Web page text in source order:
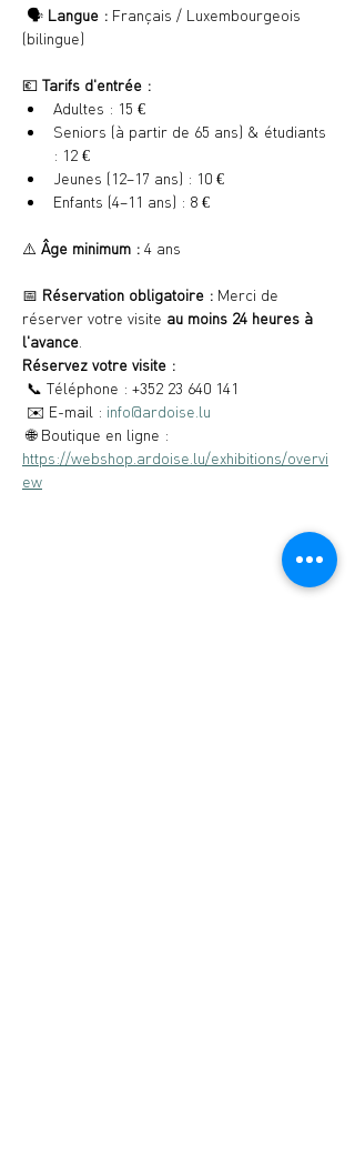
🗣️ Langue : Français / Luxembourgeois
(bilingue)
💶 Tarifs d'entrée :
Adultes : 15 €
Seniors (à partir de 65 ans) & étudiants
: 12 €
Jeunes (12–17 ans) : 10 €
Enfants (4–11 ans) : 8 €
⚠️ Âge minimum : 4 ans
📅 Réservation obligatoire : Merci de
réserver votre visite au moins 24 heures à
l'avance
Réservez votre visite :
📞 Téléphone : +352 23 640 141
✉️ E-mail : info@ardoise.lu
🌐 Boutique en ligne :
https://webshop.ardoise.lu/exhibitions/overvi
ew